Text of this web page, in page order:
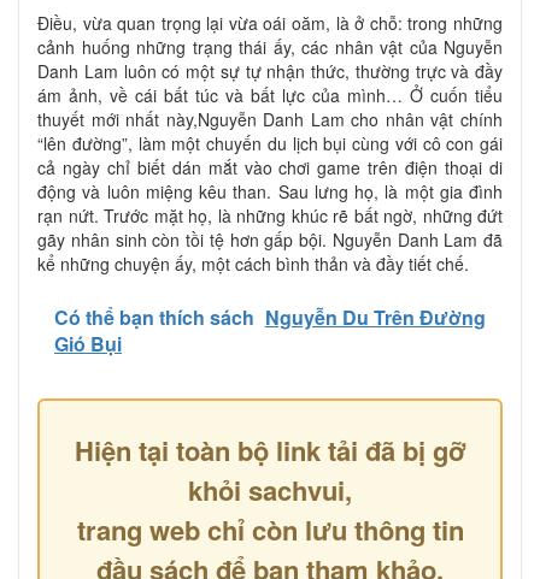
Điều, vừa quan trọng lại vừa oái oăm, là ở chỗ: trong những
cảnh huống những trạng thái ấy, các nhân vật của Nguyễn
Danh Lam luôn có một sự tự nhận thức, thường trực và đầy
ám ảnh, về cái bất túc và bất lực của mình… Ở cuốn tiểu
thuyết mới nhất này,Nguyễn Danh Lam cho nhân vật chính
“lên đường”, làm một chuyến du lịch bụi cùng với cô con gái
cả ngày chỉ biết dán mắt vào chơi game trên điện thoại di
động và luôn miệng kêu than. Sau lưng họ, là một gia đình
rạn nứt. Trước mặt họ, là những khúc rẽ bất ngờ, những đứt
gãy nhân sinh còn tồi tệ hơn gấp bội. Nguyễn Danh Lam đã
kể những chuyện ấy, một cách bình thản và đầy tiết chế.
Có thể bạn thích sách Nguyễn Du Trên Đường
Gió Bụi
Hiện tại toàn bộ link tải đã bị gỡ
khỏi sachvui,
trang web chỉ còn lưu thông tin
đầu sách để bạn tham khảo.